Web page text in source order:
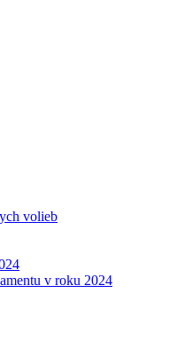
volieb
v roku 2024